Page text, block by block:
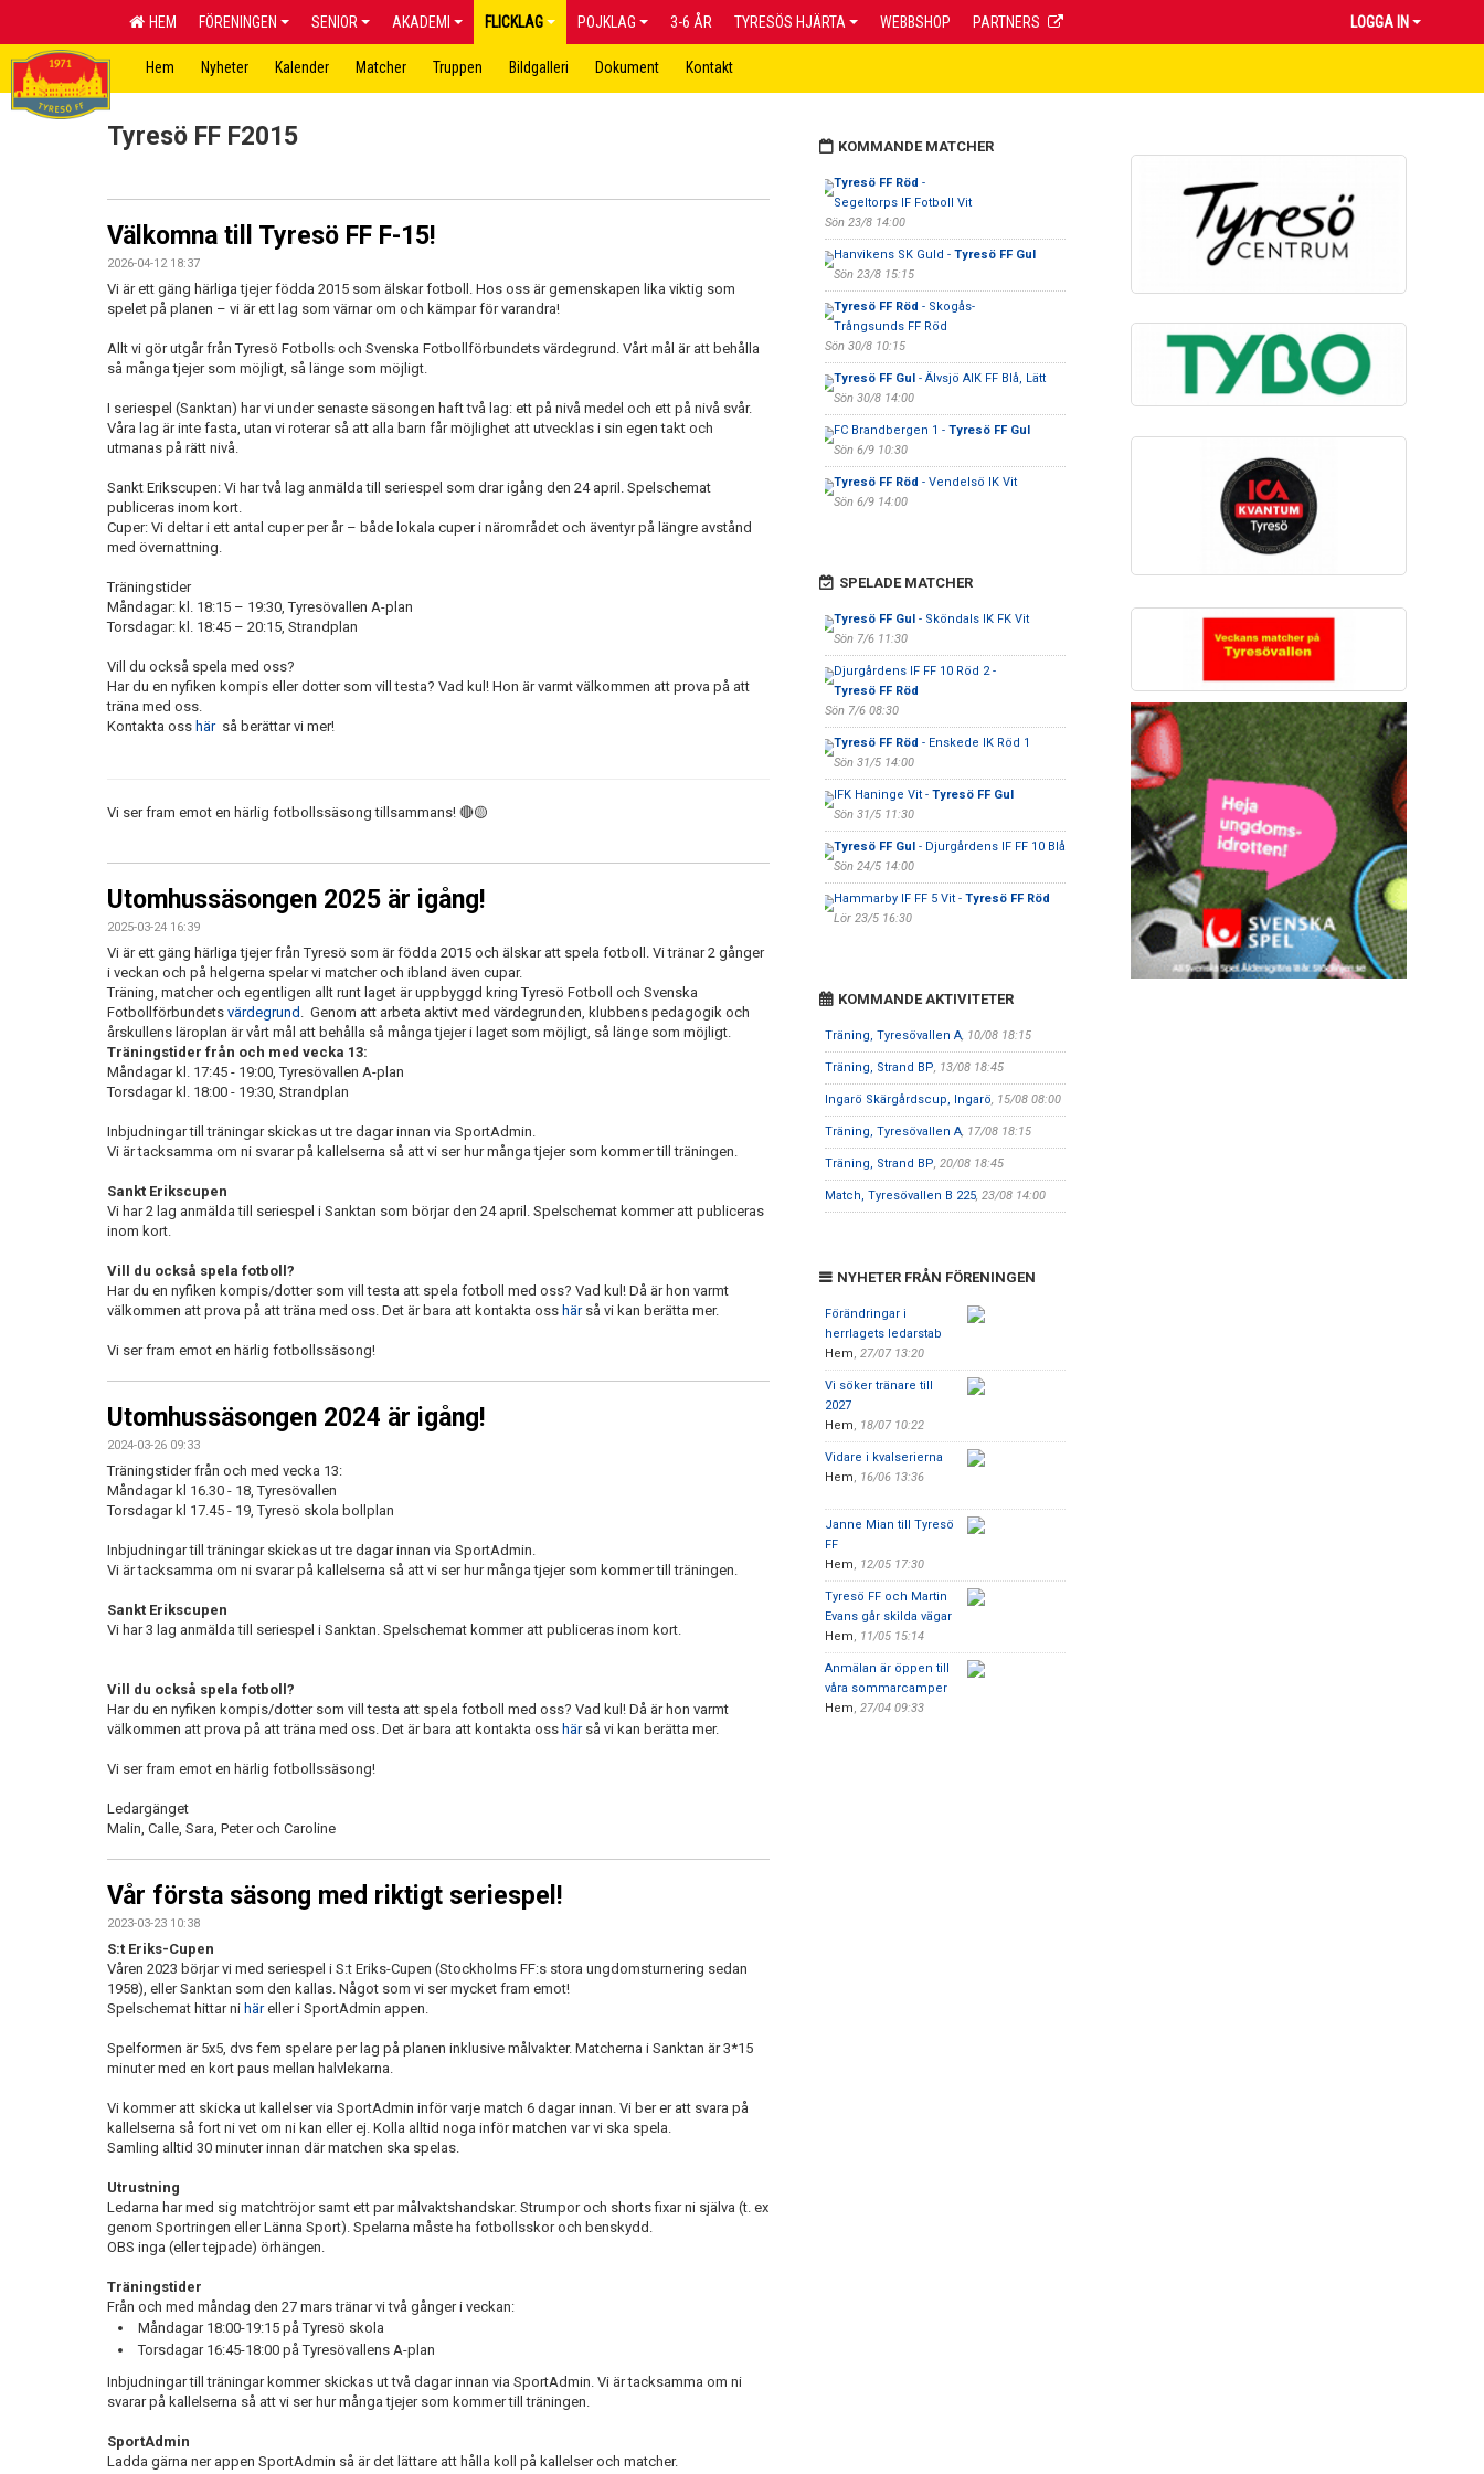
HEM FÖRENINGEN SENIOR AKADEMI FLICKLAG POJKLAG 3-6 ÅR TYRESÖS HJÄRTA WEBBSHOP PARTNERS LOGGA IN
Hem Nyheter Kalender Matcher Truppen Bildgalleri Dokument Kontakt
Tyresö FF F2015
Välkomna till Tyresö FF F-15!
2026-04-12 18:37
Vi är ett gäng härliga tjejer födda 2015 som älskar fotboll. Hos oss är gemenskapen lika viktig som
spelet på planen – vi är ett lag som värnar om och kämpar för varandra!
Allt vi gör utgår från Tyresö Fotbolls och Svenska Fotbollförbundets värdegrund. Vårt mål är att behålla
så många tjejer som möjligt, så länge som möjligt.
I seriespel (Sanktan) har vi under senaste säsongen haft två lag: ett på nivå medel och ett på nivå svår.
Våra lag är inte fasta, utan vi roterar så att alla barn får möjlighet att utvecklas i sin egen takt och
utmanas på rätt nivå.
Sankt Erikscupen: Vi har två lag anmälda till seriespel som drar igång den 24 april. Spelschemat
publiceras inom kort.
Cuper: Vi deltar i ett antal cuper per år – både lokala cuper i närområdet och äventyr på längre avstånd
med övernattning.
Träningstider
Måndagar: kl. 18:15 – 19:30, Tyresövallen A-plan
Torsdagar: kl. 18:45 – 20:15, Strandplan
Vill du också spela med oss?
Har du en nyfiken kompis eller dotter som vill testa? Vad kul! Hon är varmt välkommen att prova på att
träna med oss.
Kontakta oss här så berättar vi mer!
Vi ser fram emot en härlig fotbollssäsong tillsammans! 🔴🟡
Utomhussäsongen 2025 är igång!
2025-03-24 16:39
Vi är ett gäng härliga tjejer från Tyresö som är födda 2015 och älskar att spela fotboll. Vi tränar 2 gånger
i veckan och på helgerna spelar vi matcher och ibland även cupar.
Träning, matcher och egentligen allt runt laget är uppbyggd kring Tyresö Fotboll och Svenska
Fotbollförbundets värdegrund . Genom att arbeta aktivt med värdegrunden, klubbens pedagogik och
årskullens läroplan är vårt mål att behålla så många tjejer i laget som möjligt, så länge som möjligt.
Träningstider från och med vecka 13:
Måndagar kl. 17:45 - 19:00, Tyresövallen A-plan
Torsdagar kl. 18:00 - 19:30, Strandplan
Inbjudningar till träningar skickas ut tre dagar innan via SportAdmin.
Vi är tacksamma om ni svarar på kallelserna så att vi ser hur många tjejer som kommer till träningen.
Sankt Erikscupen
Vi har 2 lag anmälda till seriespel i Sanktan som börjar den 24 april. Spelschemat kommer att publiceras
inom kort.
Vill du också spela fotboll?
Har du en nyfiken kompis/dotter som vill testa att spela fotboll med oss? Vad kul! Då är hon varmt
välkommen att prova på att träna med oss. Det är bara att kontakta oss härså vi kan berätta mer.
Vi ser fram emot en härlig fotbollssäsong!
Utomhussäsongen 2024 är igång!
2024-03-26 09:33
Träningstider från och med vecka 13:
Måndagar kl 16.30 - 18, Tyresövallen
Torsdagar kl 17.45 - 19, Tyresö skola bollplan
Inbjudningar till träningar skickas ut tre dagar innan via SportAdmin.
Vi är tacksamma om ni svarar på kallelserna så att vi ser hur många tjejer som kommer till träningen.
Sankt Erikscupen
Vi har 3 lag anmälda till seriespel i Sanktan. Spelschemat kommer att publiceras inom kort.
Vill du också spela fotboll?
Har du en nyfiken kompis/dotter som vill testa att spela fotboll med oss? Vad kul! Då är hon varmt
välkommen att prova på att träna med oss. Det är bara att kontakta oss härså vi kan berätta mer.
Vi ser fram emot en härlig fotbollssäsong!
Ledargänget
Malin, Calle, Sara, Peter och Caroline
Vår första säsong med riktigt seriespel!
2023-03-23 10:38
S:t Eriks-Cupen
Våren 2023 börjar vi med seriespel i S:t Eriks-Cupen (Stockholms FF:s stora ungdomsturnering sedan
1958), eller Sanktan som den kallas. Något som vi ser mycket fram emot!
Spelschemat hittar ni häreller i SportAdmin appen.
Spelformen är 5x5, dvs fem spelare per lag på planen inklusive målvakter. Matcherna i Sanktan är 3*15
minuter med en kort paus mellan halvlekarna.
Vi kommer att skicka ut kallelser via SportAdmin inför varje match 6 dagar innan. Vi ber er att svara på
kallelserna så fort ni vet om ni kan eller ej. Kolla alltid noga inför matchen var vi ska spela.
Samling alltid 30 minuter innan där matchen ska spelas.
Utrustning
Ledarna har med sig matchtröjor samt ett par målvaktshandskar. Strumpor och shorts fixar ni själva (t. ex
genom Sportringen eller Länna Sport). Spelarna måste ha fotbollsskor och benskydd.
OBS inga (eller tejpade) örhängen.
Träningstider
Från och med måndag den 27 mars tränar vi två gånger i veckan:
Måndagar 18:00-19:15 på Tyresö skola
Torsdagar 16:45-18:00 på Tyresövallens A-plan
Inbjudningar till träningar kommer skickas ut två dagar innan via SportAdmin. Vi är tacksamma om ni
svarar på kallelserna så att vi ser hur många tjejer som kommer till träningen.
SportAdmin
Ladda gärna ner appen SportAdmin så är det lättare att hålla koll på kallelser och matcher.
KOMMANDE MATCHER
Tyresö FF Röd -
Segeltorps IF Fotboll Vit
Sön 23/8 14:00
Hanvikens SK Guld - Tyresö FF Gul
Sön 23/8 15:15
Tyresö FF Röd - Skogås-
Trångsunds FF Röd
Sön 30/8 10:15
Tyresö FF Gul- Älvsjö AIK FF Blå, Lätt
Sön 30/8 14:00
FC Brandbergen 1 - Tyresö FF Gul
Sön 6/9 10:30
Tyresö FF Röd - Vendelsö IK Vit
Sön 6/9 14:00
SPELADE MATCHER
Tyresö FF Gul- Sköndals IK FK Vit
Sön 7/6 11:30
Djurgårdens IF FF 10 Röd 2 -
Tyresö FF Röd
Sön 7/6 08:30
Tyresö FF Röd - Enskede IK Röd 1
Sön 31/5 14:00
IFK Haninge Vit - Tyresö FF Gul
Sön 31/5 11:30
Tyresö FF Gul- Djurgårdens IF FF 10 Blå
Sön 24/5 14:00
Hammarby IF FF 5 Vit - Tyresö FF Röd
Lör 23/5 16:30
KOMMANDE AKTIVITETER
Träning, Tyresövallen A, 10/08 18:15
Träning, Strand BP, 13/08 18:45
Ingarö Skärgårdscup, Ingarö, 15/08 08:00
Träning, Tyresövallen A, 17/08 18:15
Träning, Strand BP, 20/08 18:45
Match, Tyresövallen B 225, 23/08 14:00
NYHETER FRÅN FÖRENINGEN
Förändringar i
herrlagets ledarstab
Hem, 27/07 13:20
Vi söker tränare till
2027
Hem, 18/07 10:22
Vidare i kvalserierna
Hem, 16/06 13:36
Janne Mian till Tyresö
FF
Hem, 12/05 17:30
Tyresö FF och Martin
Evans går skilda vägar
Hem, 11/05 15:14
Anmälan är öppen till
våra sommarcamper
Hem, 27/04 09:33